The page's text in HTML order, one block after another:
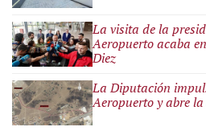
La visita de la
Aeropuerto acaba
Diez
La Diputación
Aeropuerto y abre